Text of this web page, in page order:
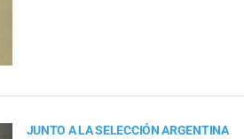
JUNTO A LA SELECCIÓN ARGENTINA